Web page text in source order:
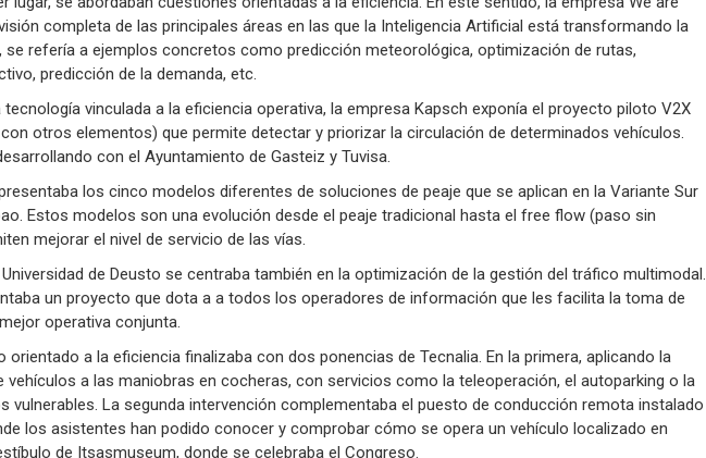
completa de las principales áreas en las que la Inteligencia Artificial está transformando la
se refería a ejemplos concretos como predicción meteorológica, optimización de rutas,
predicción de la demanda, etc.
vinculada a la eficiencia operativa, la empresa Kapsch exponía el proyecto piloto V2X
otros elementos) que permite detectar y priorizar la circulación de determinados vehículos.
con el Ayuntamiento de Gasteiz y Tuvisa.
los cinco modelos diferentes de soluciones de peaje que se aplican en la Variante Sur
Estos modelos son una evolución desde el peaje tradicional hasta el free flow (paso sin
mejorar el nivel de servicio de las vías.
de Deusto se centraba también en la optimización de la gestión del tráfico multimodal.
un proyecto que dota a a todos los operadores de información que les facilita la toma de
operativa conjunta.
orientado a la eficiencia finalizaba con dos ponencias de Tecnalia. En la primera, aplicando la
vehículos a las maniobras en cocheras, con servicios como la teleoperación, el autoparking o la
vulnerables. La segunda intervención complementaba el puesto de conducción remota instalado
los asistentes han podido conocer y comprobar cómo se opera un vehículo localizado en
de Itsasmuseum, donde se celebraba el Congreso.